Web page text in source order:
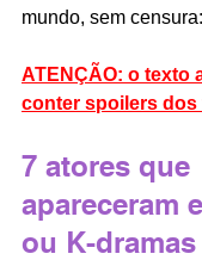
mundo, sem censura:
ATENÇÃO: o texto
conter spoilers
7 atores que
apareceram
ou K-